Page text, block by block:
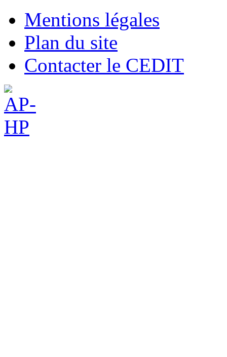
Mentions légales
Plan du site
Contacter le CEDIT